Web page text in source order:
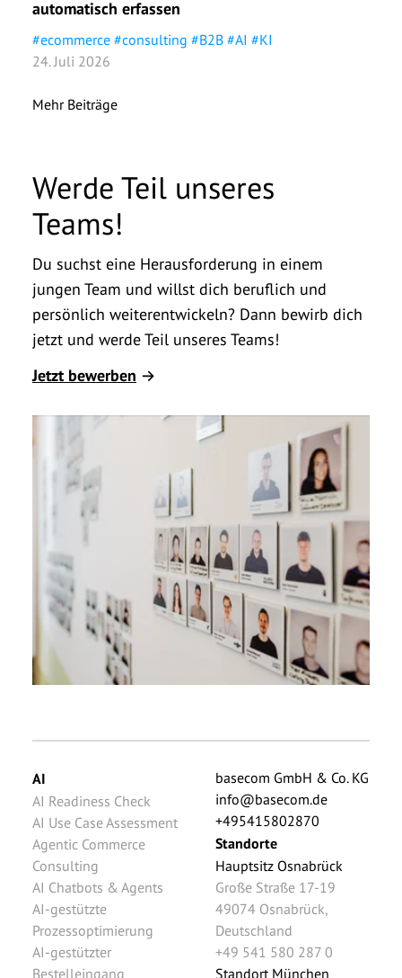
automatisch erfassen
#ecommerce #consulting #B2B #AI #KI
24. Juli 2026
Mehr Beiträge
Werde Teil unseres
Teams!
Du suchst eine Herausforderung in einem
jungen Team und willst dich beruflich und
persönlich weiterentwickeln? Dann bewirb dich
jetzt und werde Teil unseres Teams!
Jetzt bewerben
AI
AI Readiness Check
AI Use Case Assessment
Agentic Commerce
Consulting
AI Chatbots & Agents
AI-gestützte
Prozessoptimierung
AI-gestützter
Bestelleingang
basecom GmbH & Co. KG
info@basecom.de
+495415802870
Standorte
Hauptsitz Osnabrück
Große Straße 17-19
49074 Osnabrück,
Deutschland
+49 541 580 287 0
Standort München